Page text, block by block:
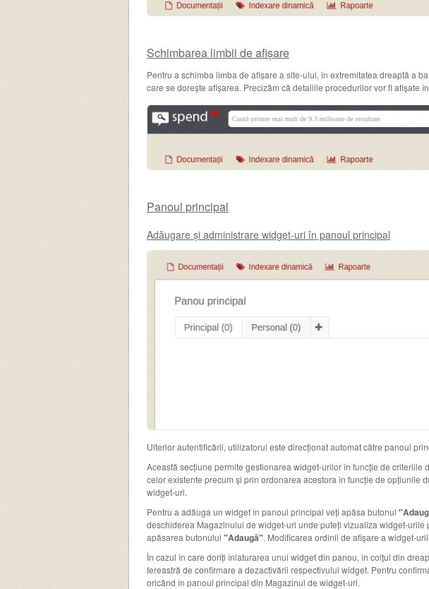
Schimbarea limbii de afișare
Pentru a schimba limba de afișare a site-ului, în extremitatea dreaptă a
care se dorește afișarea. Precizăm că detaliile procedurilor vor fi afișate
Panoul principal
Adăugare și administrare widget-uri în panoul principal
Ulterior autentificării, utilizatorul este direcționat automat către panoul
Această secțiune permite gestionarea widget-urilor în funcție de
celor existente precum și prin ordonarea acestora în funcție de opțiunile
widget-uri.
Pentru a adăuga un widget în panoul principal veți apăsa butonul
deschiderea Magazinului de widget-uri unde puteți vizualiza widget-
apăsarea butonului "Adaugă". Modificarea ordinii de afișare a widget-
În cazul în care doriți înlaturarea unui widget din panou, în colțul din
fereastră de confirmare a dezactivării respectivului widget. Pentru
oricând în panoul principal din Magazinul de widget-uri.